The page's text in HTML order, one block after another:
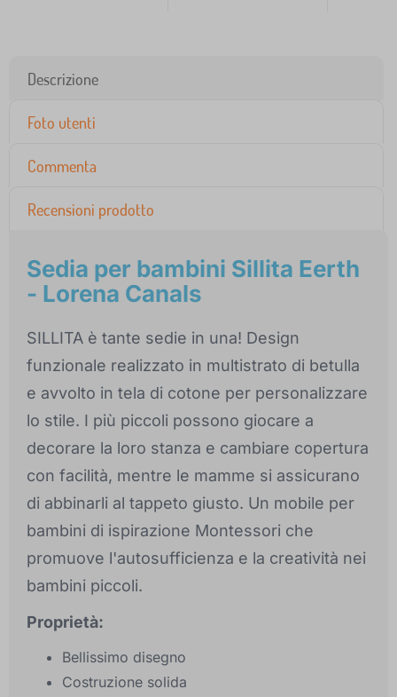
Descrizione
Foto utenti
Commenta
Recensioni prodotto
Sedia per bambini Sillita Eerth
- Lorena Canals
SILLITA è tante sedie in una! Design
funzionale realizzato in multistrato di betulla
e avvolto in tela di cotone per personalizzare
lo stile. I più piccoli possono giocare a
decorare la loro stanza e cambiare copertura
con facilità, mentre le mamme si assicurano
di abbinarli al tappeto giusto. Un mobile per
bambini di ispirazione Montessori che
promuove l'autosufficienza e la creatività nei
bambini piccoli.
Proprietà:
Bellissimo disegno
Costruzione solida